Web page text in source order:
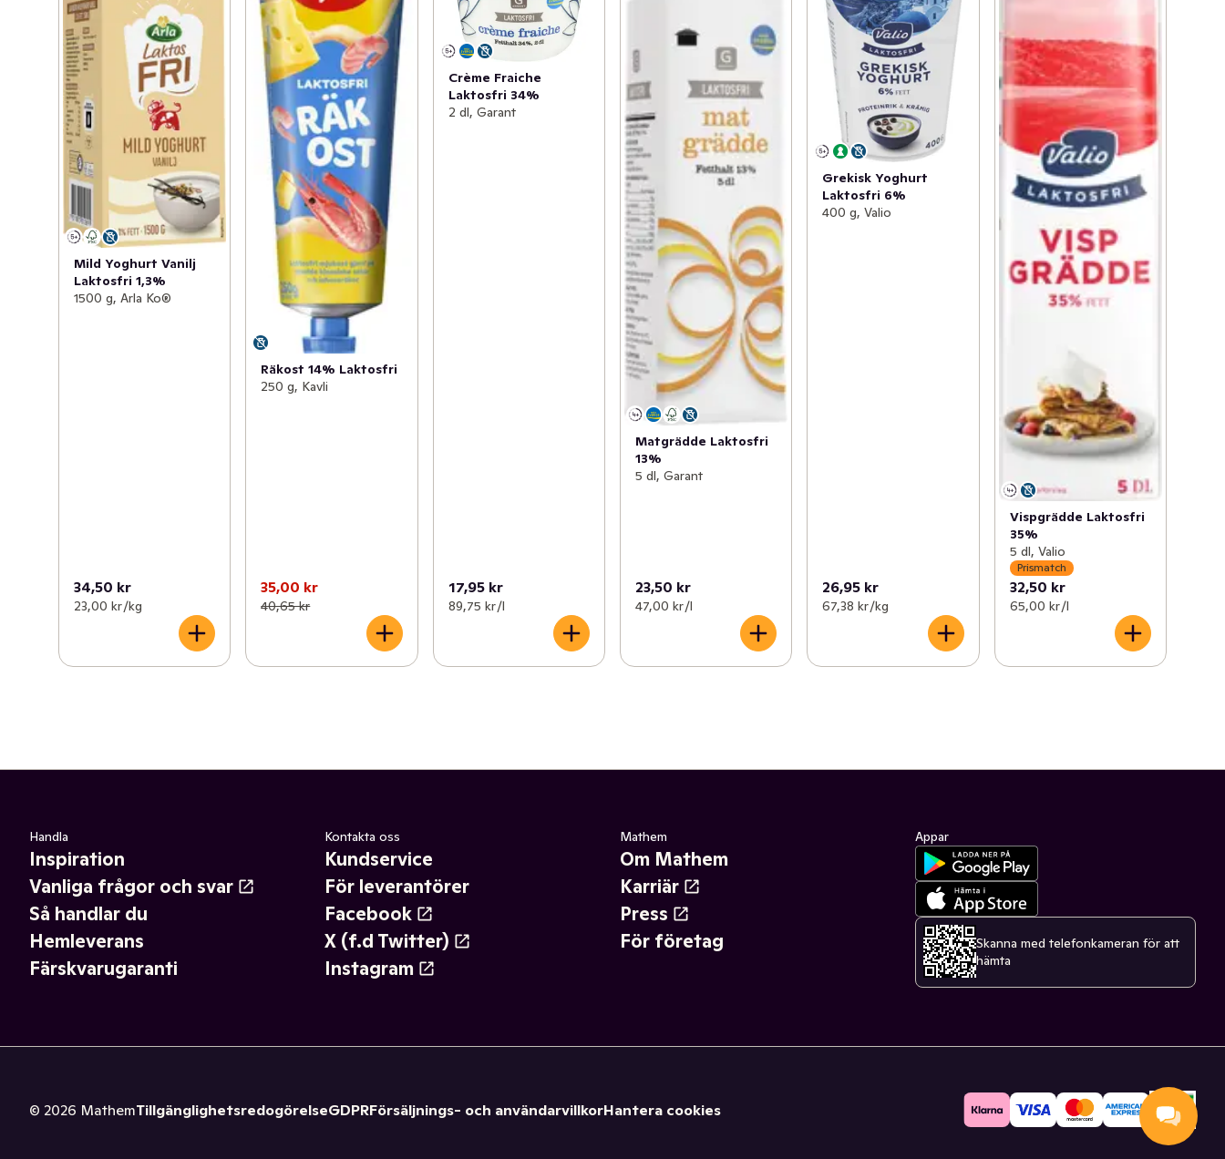
Mild Yoghurt Vanilj
Laktosfri 1,3%
1500 g, Arla Ko®
34,50 kr
23,00 kr /kg
Räkost 14% Laktosfri
250 g, Kavli
35,00 kr
40,65 kr
Crème Fraiche
Laktosfri 34%
2 dl, Garant
17,95 kr
89,75 kr /l
Matgrädde Laktosfri
13%
5 dl, Garant
23,50 kr
47,00 kr /l
Grekisk Yoghurt
Laktosfri 6%
400 g, Valio
26,95 kr
67,38 kr /kg
Vispgrädde Laktosfri
35%
5 dl, Valio
Prismatch
32,50 kr
65,00 kr /l
Handla
Inspiration
Vanliga frågor och svar
Så handlar du
Hemleverans
Färskvarugaranti
Kontakta oss
Kundservice
För leverantörer
Facebook
X (f.d Twitter)
Instagram
Mathem
Om Mathem
Karriär
Press
För företag
Appar
Skanna med telefonkameran för att
hämta
© 2026 MathemTillgänglighetsredogörelseGDPRFörsäljnings- och användarvillkorHantera cookies